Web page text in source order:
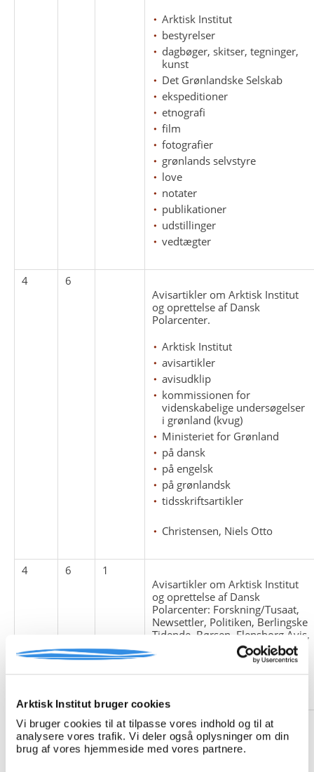
Arktisk Institut bruger cookies
Vi bruger cookies til at tilpasse vores indhold og til at
analysere vores trafik. Vi deler også oplysninger om din
brug af vores hjemmeside med vores partnere.
Arktisk Institut
bestyrelser
dagbøger, skitser, tegninger,
kunst
Det Grønlandske Selskab
ekspeditioner
etnografi
film
fotografier
grønlands selvstyre
love
notater
publikationer
udstillinger
vedtægter
4
6
Avisartikler om Arktisk Institut
og oprettelse af Dansk
Polarcenter.
Arktisk Institut
avisartikler
avisudklip
kommissionen for
videnskabelige undersøgelser
i grønland (kvug)
Ministeriet for Grønland
på dansk
på engelsk
på grønlandsk
tidsskriftsartikler
Christensen, Niels Otto
4 6
1
Avisartikler om Arktisk Institut
og oprettelse af Dansk
Polarcenter: Forskning/Tusaat,
Newsettler, Politiken, Berlingske
Tidende, Børsen, Flensborg Avis,
Morgenavisen Jyllands-Posten,
Universitetsavisen, Ingeniøren,
Ekstra Bladet, Politiken,
4 6
2
Artikler om Dansk Polarcenter,
udtaget fra Fotosamlingen:
Dansk Polarcenter 2004-051.